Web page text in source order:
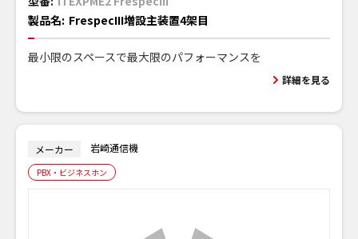
製品名: FrespecIII増設主装置4架目
最小限のスペースで最大限のパフォーマンスを
詳細を見る
メーカー 岩崎通信機
PBX・ビジネスホン